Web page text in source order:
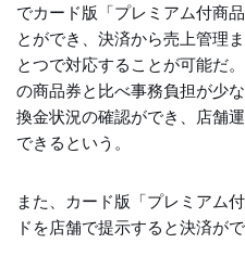
でカード版「プレミアム付商
とができ、決済から売上管理
とつで対応することが可能だ
の商品券と比べ事務負担が少
換金状況の確認ができ、店舗
できるという。
また、カード版「プレミアム
ドを店舗で提示すると決済がで